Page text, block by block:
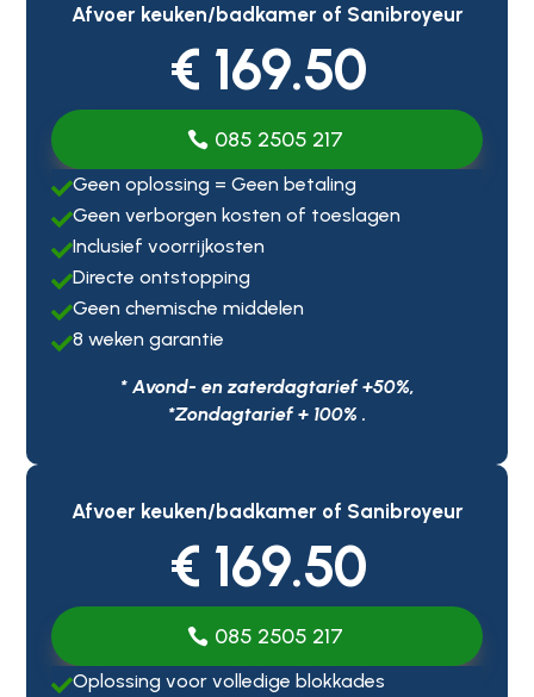
Afvoer keuken/badkamer of Sanibroyeur
€ 169.50
085 2505 217
Geen oplossing = Geen betaling
Geen verborgen kosten of toeslagen
Inclusief voorrijkosten
Directe ontstopping
Geen chemische middelen
8 weken garantie
* Avond- en zaterdagtarief +50%,
*Zondagtarief + 100% .
Afvoer keuken/badkamer of Sanibroyeur
€ 169.50
085 2505 217
Oplossing voor volledige blokkades